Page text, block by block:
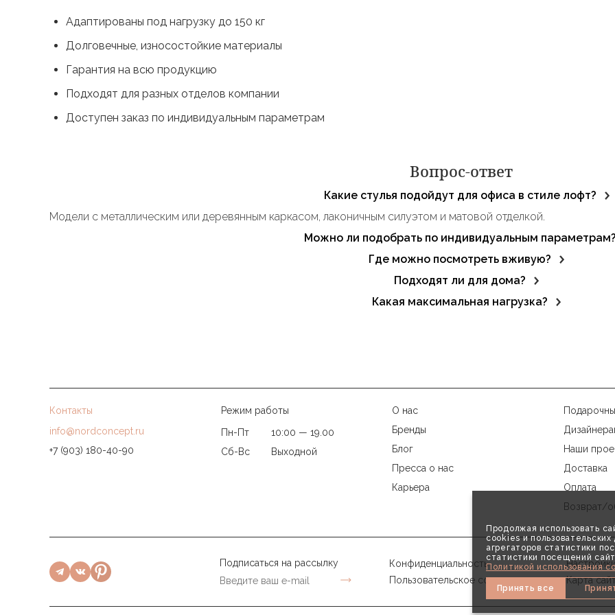
Продолжая использовать
cookies и
агрегаторов статистики
статистики посещений
Политикой использования
Принять все
Адаптированы под нагрузку до 150 кг
Долговечные, износостойкие материалы
Гарантия на всю продукцию
Подходят для разных отделов компании
Доступен заказ по индивидуальным параметрам
Вопрос-ответ
Какие стулья подойдут для офиса в стиле лофт?
Модели с металлическим или деревянным каркасом, лаконичным силуэтом и матовой отделкой.
Можно ли подобрать по индивидуальным
Да. Мы подбираем решения по размерам помещения, предпочтениям.Где можно посмотреть вживую?
В нашем шоуруме в Москве. Доступна консультация по фото или эскизу.
Подходят ли для дома?
Да, особенно для домашних рабочих зон, оформленных в сканди или лофт-стиле.
Какая максимальная нагрузка?
Контакты
info@nordconcept.ru
+7 (903) 180-40-90
Режим работы
Пн-Пт
10:00 — 19.00
Сб-Вс
Выходной
О нас
Бренды
Блог
Наши
Пресса о нас
Доставка
Карьера
Оплата
Возврат/
Подписаться на рассылку
Конфиденциальность
Пользовательское соглашение
Карта